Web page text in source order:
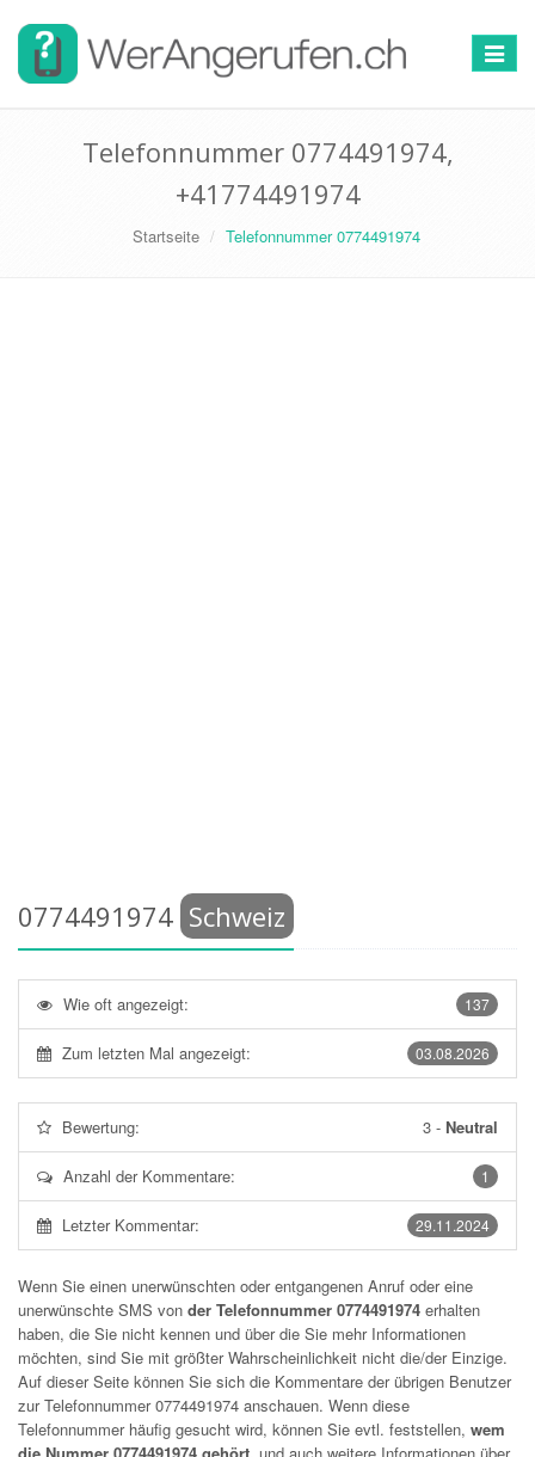
Toggle
Telefonnummer 0774491974,
+41774491974
Startseite Telefonnummer 0774491974
0774491974 Schweiz
137
Wie oft angezeigt:
03.08.2026
Zum letzten Mal angezeigt:
Bewertung: 3 - Neutral
1
Anzahl der Kommentare:
29.11.2024
Letzter Kommentar:
Wenn Sie einen unerwünschten oder entgangenen Anruf oder eine
unerwünschte SMS von der Telefonnummer 0774491974 erhalten
haben, die Sie nicht kennen und über die Sie mehr Informationen
möchten, sind Sie mit größter Wahrscheinlichkeit nicht die/der Einzige.
Auf dieser Seite können Sie sich die Kommentare der übrigen Benutzer
zur Telefonnummer0774491974 anschauen. Wenn diese
Telefonnummer häufig gesucht wird, können Sie evtl. feststellen, wem